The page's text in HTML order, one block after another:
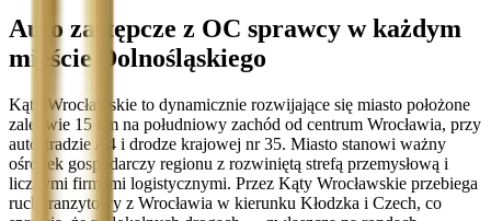
Auto zastępcze z OC sprawcy w każdym
mieście Dolnośląskiego
Kąty Wrocławskie to dynamicznie rozwijające się miasto położone
zaledwie 15 km na południowy zachód od centrum Wrocławia, przy
autostradzie A4 i drodze krajowej nr 35. Miasto stanowi ważny
ośrodek gospodarczy regionu z rozwiniętą strefą przemysłową i
licznymi firmami logistycznymi. Przez Kąty Wrocławskie przebiega
ruch tranzytowy z Wrocławia w kierunku Kłodzka i Czech, co